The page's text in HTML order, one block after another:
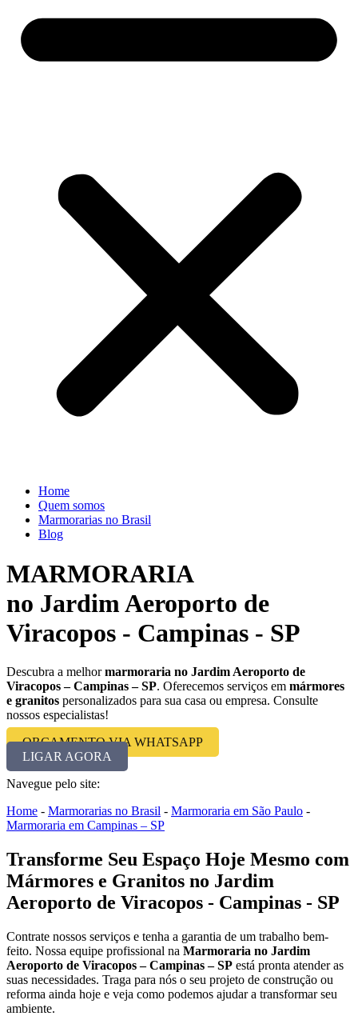
Home
Quem somos
Marmorarias no Brasil
Blog
MARMORARIA
no Jardim Aeroporto de
Viracopos - Campinas - SP
Descubra a melhormarmoraria no Jardim Aeroporto de
Viracopos – Campinas – SP. Oferecemos serviços em mármores
e granitos personalizados para sua casa ou empresa. Consulte
nossos especialistas!
ORÇAMENTO VIA WHATSAPP
LIGAR AGORA
Navegue pelo site:
Home - Marmorarias no Brasil - Marmoraria em São Paulo -
Marmoraria em Campinas – SP
Transforme Seu Espaço Hoje Mesmo com
Mármores e Granitos no Jardim
Aeroporto de Viracopos - Campinas - SP
Contrate nossos serviços e tenha a garantia de um trabalho bem-
feito. Nossa equipe profissional na Marmoraria no Jardim
Aeroporto de Viracopos – Campinas – SP está pronta atender as
suas necessidades. Traga para nós o seu projeto de construção ou
reforma ainda hoje e veja como podemos ajudar a transformar seu
ambiente.